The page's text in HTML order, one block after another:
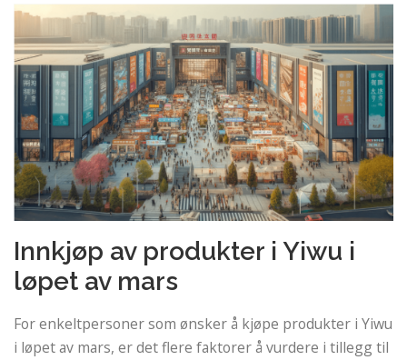
Innkjøp av produkter i Yiwu i
løpet av mars
For enkeltpersoner som ønsker å kjøpe produkter i Yiwu
i løpet av mars, er det flere faktorer å vurdere i tillegg til